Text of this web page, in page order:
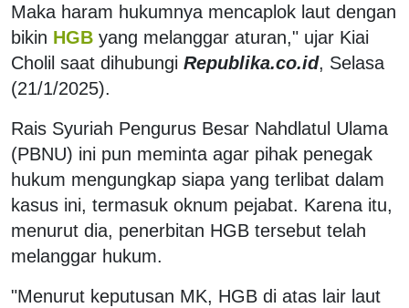
Maka haram hukumnya mencaplok laut dengan
bikin HGB yang melanggar aturan," ujar Kiai
Cholil saat dihubungi Republika.co.id, Selasa
(21/1/2025).
Rais Syuriah Pengurus Besar Nahdlatul Ulama
(PBNU) ini pun meminta agar pihak penegak
hukum mengungkap siapa yang terlibat dalam
kasus ini, termasuk oknum pejabat. Karena itu,
menurut dia, penerbitan HGB tersebut telah
melanggar hukum.
"Menurut keputusan MK, HGB di atas lair laut